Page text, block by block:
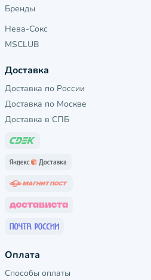
Бренды
Нева-Сокс
MSCLUB
Доставка
Доставка по России
Доставка по Москве
Доставка в СПБ
Оплата
Способы оплаты